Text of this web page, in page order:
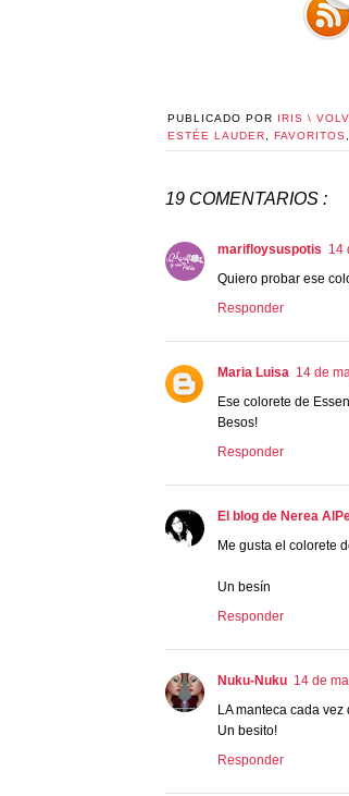
PUBLICADO POR IRIS \
ESTÉE LAUDER
FAVORITOS
19 COMENTARIOS :
marifloysuspotis 14
Quiero probar ese
Responder
Maria Luisa 14 de
Ese colorete de
Besos!
Responder
El blog de Nerea
Me gusta el colorete
Un besín
Responder
Nuku-Nuku 14 de
LA manteca cada
Un besito!
Responder